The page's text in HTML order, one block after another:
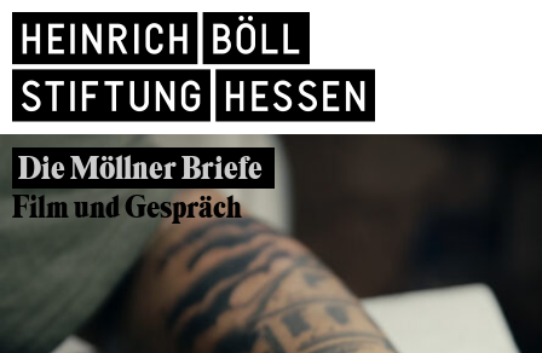
Die Möllner Briefe
Film und Gespräch